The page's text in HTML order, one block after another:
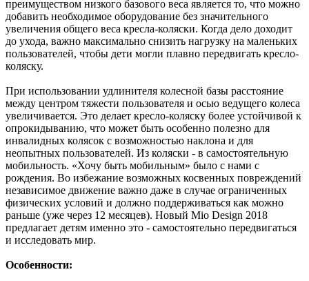
преимуществом низкого базового веса является то, что можно
добавить необходимое оборудование без значительного
увеличения общего веса кресла-коляски. Когда дело доходит
до ухода, важно максимально снизить нагрузку на маленьких
пользователей, чтобы дети могли плавно передвигать кресло-
коляску.
При использовании удлинителя колесной базы расстояние
между центром тяжести пользователя и осью ведущего колеса
увеличивается. Это делает кресло-коляску более устойчивой к
опрокидыванию, что может быть особенно полезно для
инвалидных колясок с возможностью наклона и для
неопытных пользователей. Из коляски - в самостоятельную
мобильность. «Хочу быть мобильным» было с нами с
рождения. Во избежание возможных косвенных повреждений
независимое движение важно даже в случае ограниченных
физических условий и должно поддерживаться как можно
раньше (уже через 12 месяцев). Новый Mio Design 2018
предлагает детям именно это - самостоятельно передвигаться
и исследовать мир.
Особенности: